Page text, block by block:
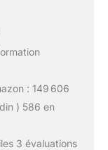
: 149 606
) 586 en
3 évaluations